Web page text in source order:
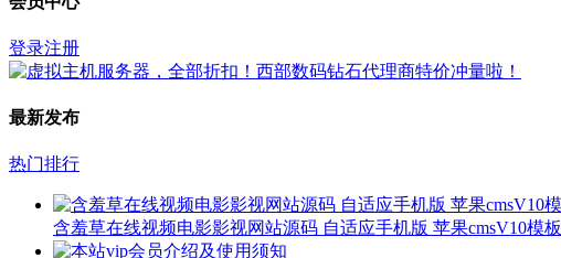
登录注册
最新发布
热门排行
含羞草在线视频电影影视网站源码 自适应手机版 苹果cmsV10模板